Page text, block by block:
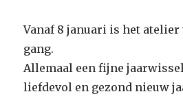
Vanaf 8 januari is het
gang.
Allemaal een fijne
liefdevol en gezond nieuw